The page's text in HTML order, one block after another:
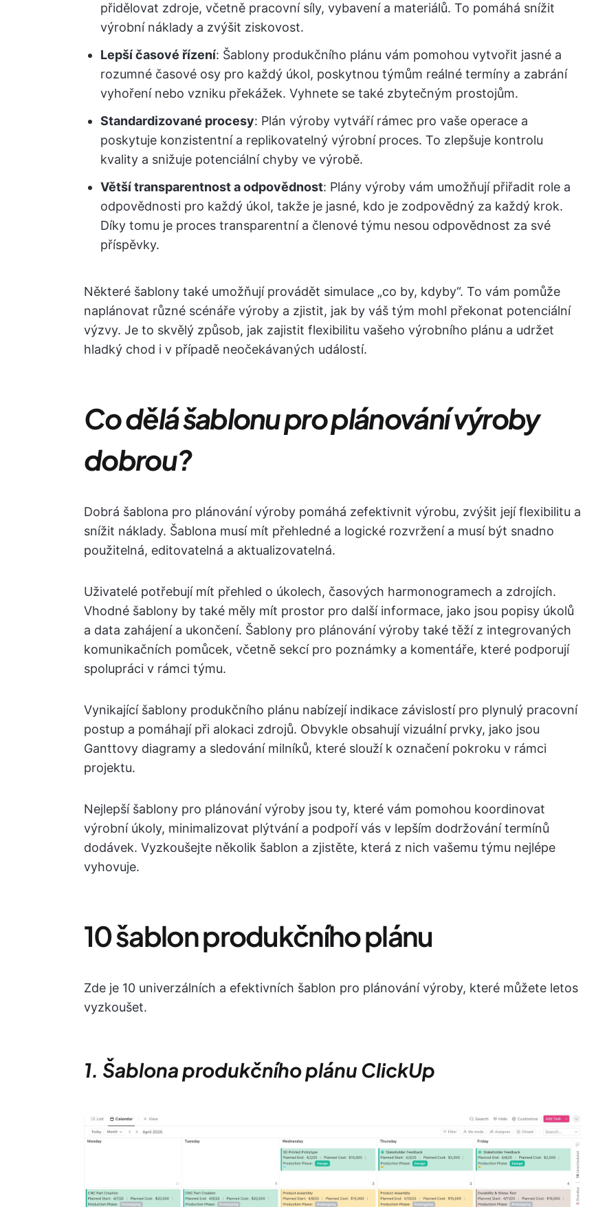
přidělovat zdroje, včetně pracovní síly, vybavení a materiálů. To pomáhá snížit
výrobní náklady a zvýšit ziskovost.
Lepší časové řízení: Šablony produkčního plánu vám pomohou vytvořit jasné a
rozumné časové osy pro každý úkol, poskytnou týmům reálné termíny a zabrání
vyhoření nebo vzniku překážek. Vyhnete se také zbytečným prostojům.
Standardizované procesy: Plán výroby vytváří rámec pro vaše operace a
poskytuje konzistentní a replikovatelný výrobní proces. To zlepšuje kontrolu
kvality a snižuje potenciální chyby ve výrobě.
Větší transparentnost a odpovědnost: Plány výroby vám umožňují přiřadit role a
odpovědnosti pro každý úkol, takže je jasné, kdo je zodpovědný za každý krok.
Díky tomu je proces transparentní a členové týmu nesou odpovědnost za své
příspěvky.
Některé šablony také umožňují provádět simulace „co by, kdyby“. To vám pomůže
naplánovat různé scénáře výroby a zjistit, jak by váš tým mohl překonat potenciální
výzvy. Je to skvělý způsob, jak zajistit flexibilitu vašeho výrobního plánu a udržet
hladký chod i v případě neočekávaných událostí.
Co dělá šablonu pro plánování výroby
dobrou?
Dobrá šablona pro plánování výroby pomáhá zefektivnit výrobu, zvýšit její flexibilitu a
snížit náklady. Šablona musí mít přehledné a logické rozvržení a musí být snadno
použitelná, editovatelná a aktualizovatelná.
Uživatelé potřebují mít přehled o úkolech, časových harmonogramech a zdrojích.
Vhodné šablony by také měly mít prostor pro další informace, jako jsou popisy úkolů
a data zahájení a ukončení. Šablony pro plánování výroby také těží z integrovaných
komunikačních pomůcek, včetně sekcí pro poznámky a komentáře, které podporují
spolupráci v rámci týmu.
Vynikající šablony produkčního plánu nabízejí indikace závislostí pro plynulý pracovní
postup a pomáhají při alokaci zdrojů. Obvykle obsahují vizuální prvky, jako jsou
Ganttovy diagramy a sledování milníků, které slouží k označení pokroku v rámci
projektu.
Nejlepší šablony pro plánování výroby jsou ty, které vám pomohou koordinovat
výrobní úkoly, minimalizovat plýtvání a podpoří vás v lepším dodržování termínů
dodávek. Vyzkoušejte několik šablon a zjistěte, která z nich vašemu týmu nejlépe
vyhovuje.
10 šablon produkčního plánu
Zde je 10 univerzálních a efektivních šablon pro plánování výroby, které můžete letos
vyzkoušet.
1. Šablona produkčního plánu ClickUp